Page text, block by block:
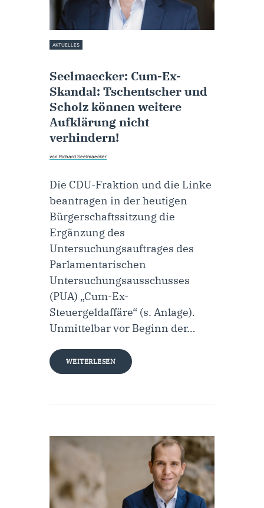
AKTUELLES
Seelmaecker: Cum-Ex-
Skandal: Tschentscher und
Scholz können weitere
Aufklärung nicht
verhindern!
von Richard Seelmaecker
Die CDU-Fraktion und die Linke
beantragen in der heutigen
Bürgerschaftssitzung die
Ergänzung des
Untersuchungsauftrages des
Parlamentarischen
Untersuchungsausschusses
(PUA) „Cum-Ex-
Steuergeldaffäre“ (s. Anlage).
Unmittelbar vor Beginn der…
WEITERLESEN